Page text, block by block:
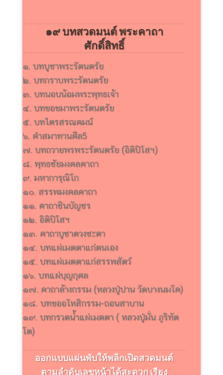
๑๙ บทสวดมนต์ พระคาถา
ศักดิ์สิทธิ์
๑. บทบูชาพระรัตนตรัย
๒. บทกราบพระรัตนตรัย
๓. บทนอบน้อมพระพุทธเจ้า
๔. บทขอขมาพระรัตนตรัย
๕. บทไตรสรณคมน์
๖. คำสมาทานศีล5
๗. บทถวายพรพระรัตนตรัย (อิติปิโสฯ)
๘. พุทธชัยมงคลคาถา
๙. มหาการุณิโก
๑๐. สรรพมงคลคาถา
๑๑. คาถาชินบัญชร
๑๒. อิติปิโสฯ
๑๓. คาถาบูชาดวงชะตา
๑๔. บทแผ่เมตตาแก่ตนเอง
๑๕. บทแผ่เมตตาแก่สรรพสัตว์
๑๖. บทแผ่บุญกุศล
๑๗. คาถาล้างกรรม (หลวงปู่ปาน วัดบางนมโค)
๑๘. บทขออโหสิกรรม-ถอนสาบาน
๑๙. บทกรวดน้ำแผ่เมตตา ( หลวงปู่มั่น ภูริทัต
โต)
ออกแบบแผ่นพับให้พลิกเปิดสวดมนต์
ตามลำดับเลขหน้าได้สะดวก เรียง